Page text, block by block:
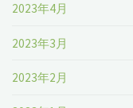
2023年4月
2023年3月
2023年2月